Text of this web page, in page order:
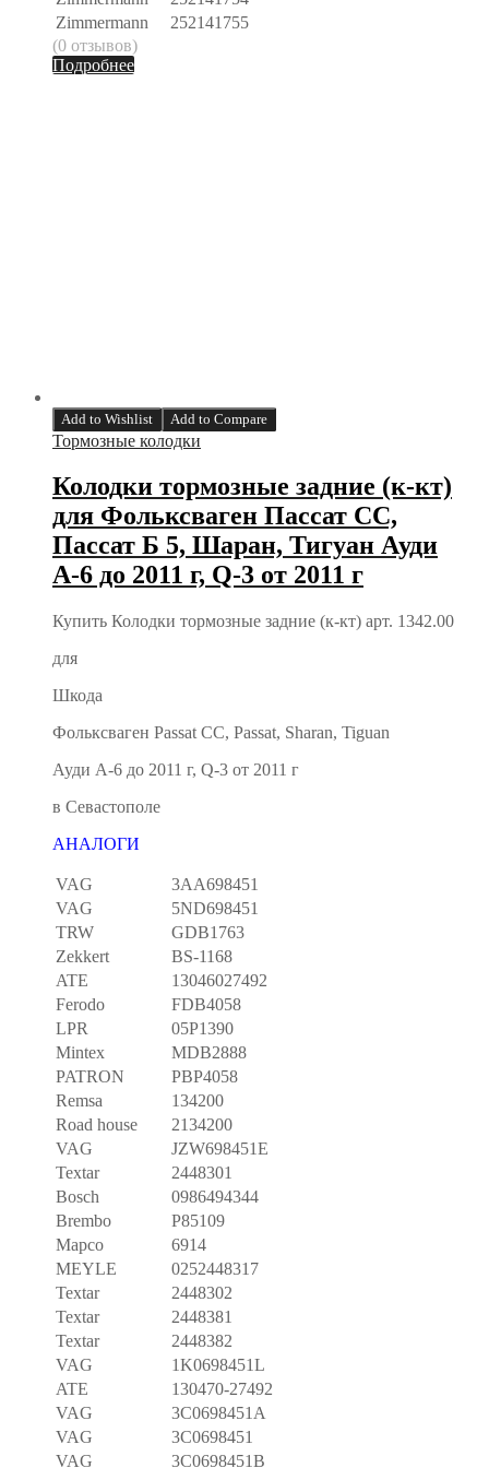
Zimmermann
252141755
(0 отзывов)
Подробнее
Add to Wishlist Add to Compare
Тормозные колодки
Колодки тормозные задние (к-кт)
для Фольксваген Пассат CC,
Пассат Б 5, Шаран, Тигуан Ауди
А-6 до 2011 г, Q-3 от 2011 г
Купить Колодки тормозные задние (к-кт) арт. 1342.00
для
Шкода
Фольксваген Passat CC, Passat, Sharan, Tiguan
Ауди А-6 до 2011 г, Q-3 от 2011 г
в Севастополе
АНАЛОГИ
VAG
3AA698451
VAG
5ND698451
TRW
GDB1763
Zekkert
BS-1168
ATE
13046027492
Ferodo
FDB4058
LPR
05P1390
Mintex
MDB2888
PATRON
PBP4058
Remsa
134200
Road house
2134200
VAG
JZW698451E
Textar
2448301
Bosch
0986494344
Brembo
P85109
Mapco
6914
MEYLE
0252448317
Textar
2448302
Textar
2448381
Textar
2448382
VAG
1K0698451L
ATE
130470-27492
VAG
3C0698451A
VAG
3C0698451
VAG
3C0698451B